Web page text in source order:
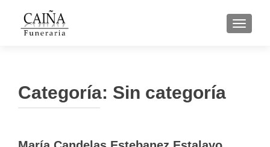
Categoría: Sin categoría